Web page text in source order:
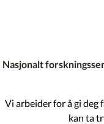
Nasjonalt
Vi arbeider for å gi deg
kan ta